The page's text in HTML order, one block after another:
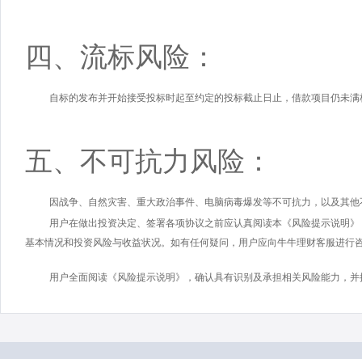
四、流标风险：
自标的发布并开始接受投标时起至约定的投标截止日止，借款项目仍未
五、不可抗力风险：
因战争、自然灾害、重大政治事件、电脑病毒爆发等不可抗力，以及其
用户在做出投资决定、签署各项协议之前应认真阅读本《风险提示说明
基本情况和投资风险与收益状况。如有任何疑问，用户应向牛牛理财客服进行
用户全面阅读《风险提示说明》，确认具有识别及承担相关风险能力，